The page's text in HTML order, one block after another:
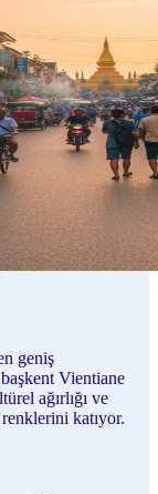
geniş
Vientiane
ağırlığı ve
katıyor.